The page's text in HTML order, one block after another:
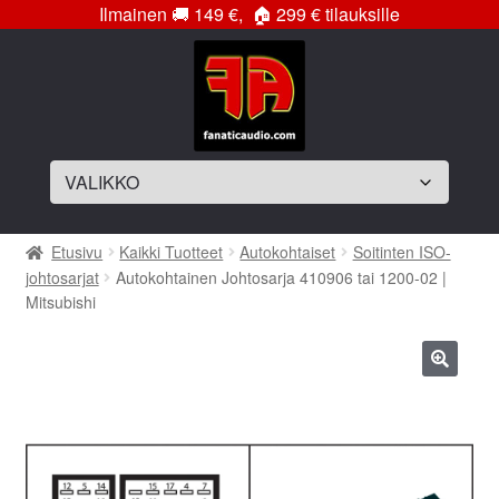
Ilmainen 🚚 149 €, 🏠 299 € tilauksille
Soittimet
Laajenna
alemman
tason
Vahvistimet
Laajenna
tason
valikko
Laajenna
alemman
valikko
Bassopaketit
Etusivu Kaikki Tuotteet Autokohtaiset
Soitinten ISO-
johtosarjat
Autokohtainen Johtosarja 410906 tai 1200-02 |
Mitsubishi